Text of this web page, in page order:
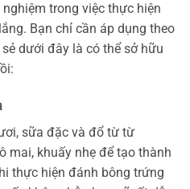
trong việc thực hiện
Bạn chỉ cần áp dụng theo
dưới đây là có thể sở hữu
sữa đặc và đổ từ từ
mai, khuấy nhẹ để tạo thành
thực hiện đánh bông trứng